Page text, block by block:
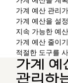
가계 예산 관리
가계 예산을 설
지속 가능한 예
가계 예산 줄이기
적절한 도구를
가계 예
관리하